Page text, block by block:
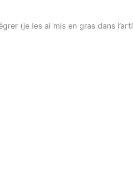
(je les ai mis en gras dans